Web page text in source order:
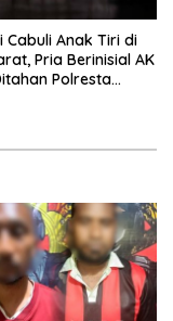
Cabuli Anak Tiri di
Pria Berinisial AK
Polresta